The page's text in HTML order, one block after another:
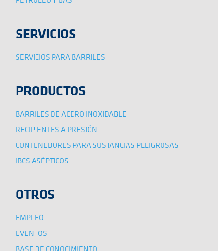
SERVICIOS
SERVICIOS PARA BARRILES
PRODUCTOS
BARRILES DE ACERO INOXIDABLE
RECIPIENTES A PRESIÓN
CONTENEDORES PARA SUSTANCIAS PELIGROSAS
IBCS ASÉPTICOS
OTROS
EMPLEO
EVENTOS
BASE DE CONOCIMIENTO